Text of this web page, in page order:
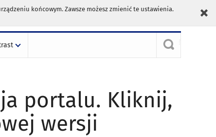
końcowym. Zawsze możesz zmienić te ustawienia.
portalu. Kliknij,
wersji